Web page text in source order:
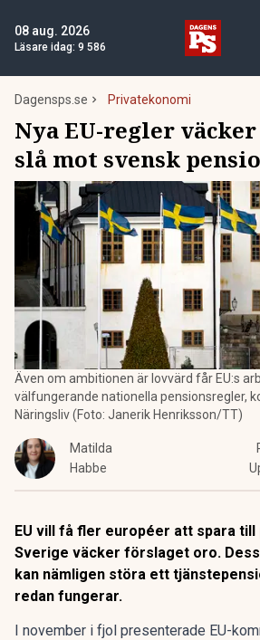
08 aug. 2026
Läsare idag: 9 586
Dagensps.se Privatekonomi
Nya EU-regler
slå mot svensk
Även om ambitionen är lovvärd får EU:s
välfungerande nationella pensionsregler,
Näringsliv (Foto: Janerik Henriksson/TT)
Matilda
Habbe
EU vill få fler européer att spara till
Sverige väcker förslaget oro.
kan nämligen störa ett
redan fungerar.
I november i fjol presenterade EU-